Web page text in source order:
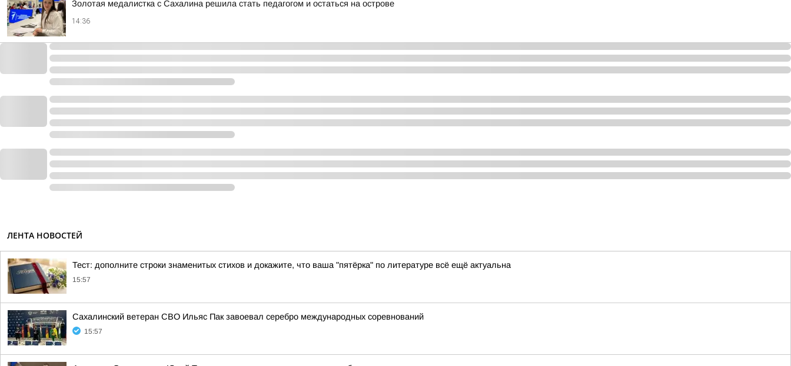
Золотая медалистка с Сахалина решила стать педагогом и остаться на острове
14:36
ЛЕНТА НОВОСТЕЙ
Тест: дополните строки знаменитых стихов и докажите, что ваша "пятёрка" по литературе всё ещё актуальна
15:57
Сахалинский ветеран СВО Ильяс Пак завоевал серебро международных соревнований
15:57